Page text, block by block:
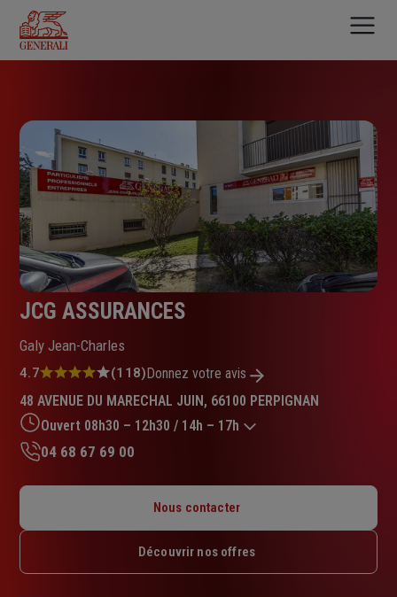
contenu
principal
JCG ASSURANCES
Galy Jean-Charles
Note
4.7
sur
5
étoiles
4.7 (118)Donnez votre avis
48 AVENUE DU MARECHAL JUIN, 66100 PERPIGNAN
Ouvert 08h30 – 12h30 / 14h – 17h
Mardi : 09h – 12h30 / 14h – 18h
Jeudi : 09h – 12h30 / 14h – 18h
04 68 67 69 00
Nous contacter
Découvrir nos offres